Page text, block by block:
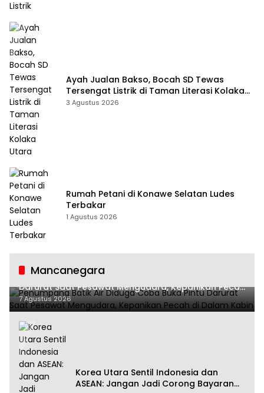
Ayah Jualan Bakso, Bocah SD Tewas
Tersengat Listrik di Taman Literasi Kolaka
Utara
3 Agustus 2026
Rumah Petani di Konawe Selatan Ludes
Terbakar
1 Agustus 2026
Mancanegara
Penumpang Batik Air Diduga Coba Buka Pintu
Darurat Saat Pesawat Mengudara, Kepanikan Pecah
di Dalam Kabin
7 Agustus 2026
Korea Utara Sentil Indonesia dan
ASEAN: Jangan Jadi Corong Bayaran